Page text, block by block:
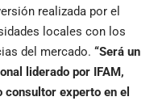
realizada por el
locales con los
del mercado. “Será un
liderado por IFAM,
experto en el